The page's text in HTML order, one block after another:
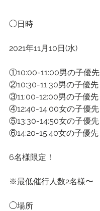
◯日時
2021年11月10日(水)
①10:00-11:00男の子優先
②10:30-11:30男の子優先
③11:00-12:00男の子優先
④12:40-14:00女の子優先
⑤13:30-14:50女の子優先
⑥14:20-15:40女の子優先
6名様限定！
※最低催行人数2名様〜
◯場所